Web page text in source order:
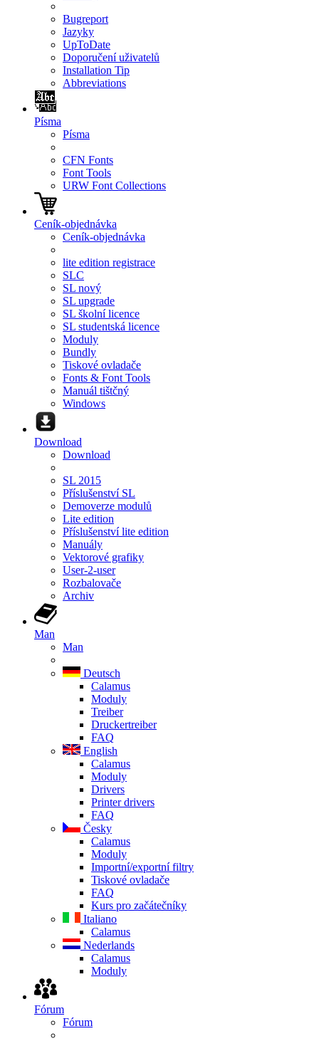
Bugreport
Jazyky
UpToDate
Doporučení uživatelů
Installation Tip
Abbreviations
Písma
Písma
CFN Fonts
Font Tools
URW Font Collections
Ceník-objednávka
Ceník-objednávka
lite edition registrace
SLC
SL nový
SL upgrade
SL školní licence
SL studentská licence
Moduly
Bundly
Tiskové ovladače
Fonts & Font Tools
Manuál tištčný
Windows
Download
Download
SL 2015
Příslušenství SL
Demoverze modulů
Lite edition
Příslušenství lite edition
Manuály
Vektorové grafiky
User-2-user
Rozbalovače
Archiv
Man
Man
Deutsch
Calamus
Moduly
Treiber
Druckertreiber
FAQ
English
Calamus
Moduly
Drivers
Printer drivers
FAQ
Česky
Calamus
Moduly
Importní/exportní filtry
Tiskové ovladače
FAQ
Kurs pro začátečníky
Italiano
Calamus
Nederlands
Calamus
Moduly
Fórum
Fórum